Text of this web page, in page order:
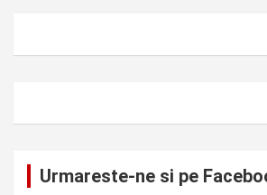
Urmareste-ne si pe